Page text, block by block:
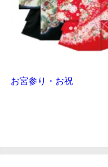
お宮参り・お祝